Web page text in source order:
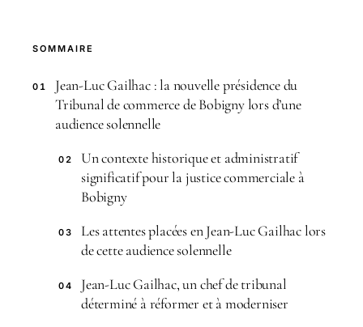
SOMMAIRE
01
Jean-Luc Gailhac : la nouvelle présidence du
Tribunal de commerce de Bobigny lors d’une
audience solennelle
02
Un contexte historique et administratif
significatif pour la justice commerciale à
Bobigny
03
Les attentes placées en Jean-Luc Gailhac lors
de cette audience solennelle
04
Jean-Luc Gailhac, un chef de tribunal
déterminé à réformer et à moderniser